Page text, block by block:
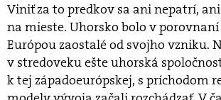
Viniť za to predkov sa ani nepatrí,
na mieste. Uhorsko bolo v
Európou zaostalé od svojho vzniku.
v stredoveku ešte uhorská
k tej západoeurópskej, s príchodom